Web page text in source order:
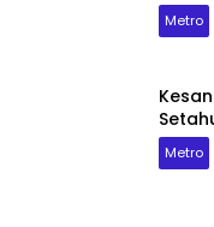
Metro
Metro